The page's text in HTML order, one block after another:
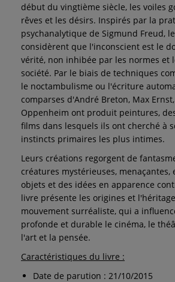
début du vingtième siècle, les voiles
rêves et les désirs. Inspirés par la
psychanalytique de Sigmund Freud,
considèrent que l'inconscient est le
vérité, non inhibée par les normes et
société. Par le biais de techniques
le noctambulisme ou l'écriture
comparses d'André Breton, Max
Oppenheim ont produit peintures,
films dans lesquels ils ont cherché à
instincts primaires les plus intimes.
Leurs créations regorgent de
créatures mystérieuses, menaçantes,
objets et des idées en apparence
livre présente les origines et
mouvement surréaliste, qui a
profonde et durable le cinéma, le
l'art et la pensée.
Caractéristiques du livre :
Date de parution : 21/10/2015